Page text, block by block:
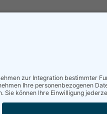
in der DGG entdecken.
Antrag stellen